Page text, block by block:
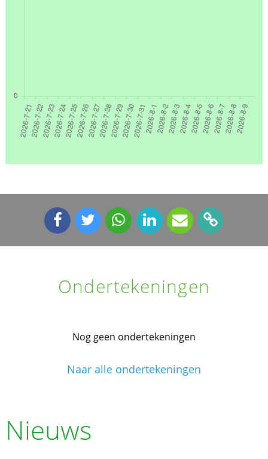
Ondertekeningen
Nog geen ondertekeningen
Naar alle ondertekeningen
Nieuws